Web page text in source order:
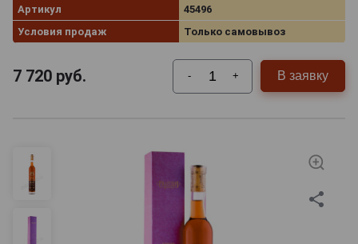
Артикул
45496
Условия продаж
Только самовывоз
7 720 руб. - + В заявку